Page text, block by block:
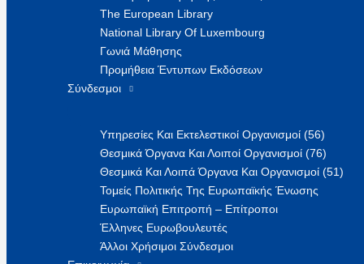
The European Library
National Library Of Luxembourg
Γωνιά Μάθησης
Προμήθεια Έντυπων Εκδόσεων
Σύνδεσμοι
Υπηρεσίες Και Εκτελεστικοί Οργανισμοί (56)
Θεσμικά Όργανα Και Λοιποί Οργανισμοί (76)
Θεσμικά Και Λοιπά Όργανα Και Οργανισμοί (51)
Τομείς Πολιτικής Της Ευρωπαϊκής Ένωσης
Ευρωπαϊκή Επιτροπή – Επίτροποι
Έλληνες Ευρωβουλευτές
Άλλοι Χρήσιμοι Σύνδεσμοι